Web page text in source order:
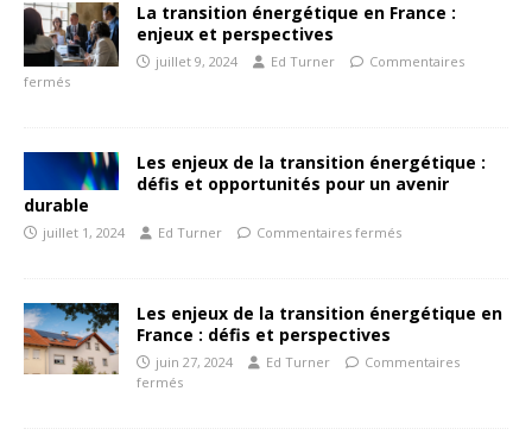
La transition énergétique en France :
enjeux et perspectives
juillet 9, 2024 Ed Turner
Commentaires
fermés
Les enjeux de la transition énergétique :
défis et opportunités pour un avenir
durable
juillet 1, 2024 Ed Turner Commentaires fermés
Les enjeux de la transition énergétique en
France : défis et perspectives
juin 27, 2024 Ed Turner
Commentaires
fermés